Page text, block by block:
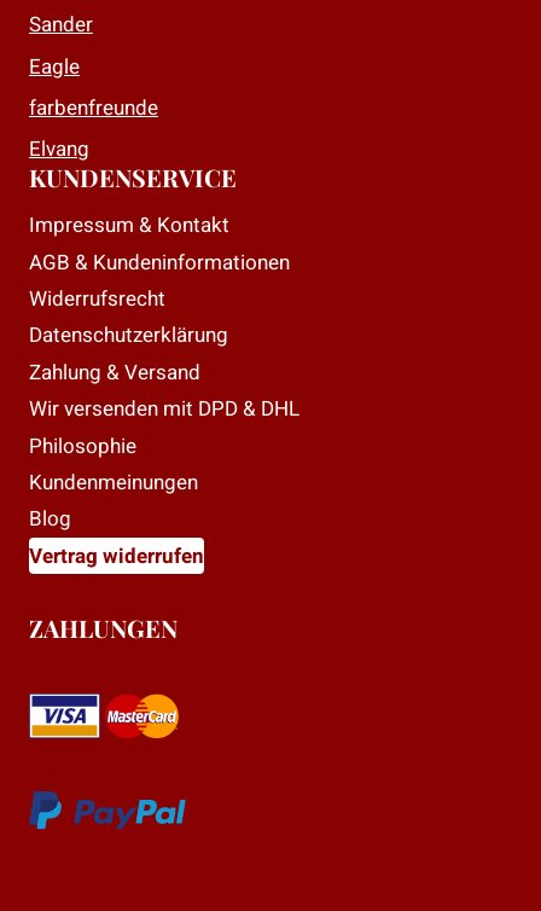
Sander
Eagle
farbenfreunde
Elvang
KUNDENSERVICE
Impressum & Kontakt
AGB & Kundeninformationen
Widerrufsrecht
Datenschutzerklärung
Zahlung & Versand
Wir versenden mit DPD & DHL
Philosophie
Kundenmeinungen
Blog
Vertrag widerrufen
ZAHLUNGEN